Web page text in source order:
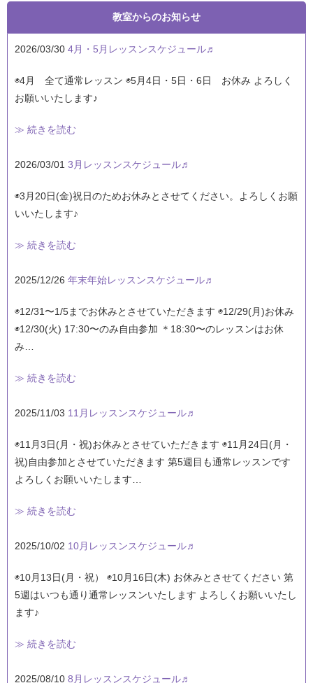
教室からのお知らせ
2026/03/30 4月・5月レッスンスケジュール♬
◉4月 全て通常レッスン ◉5月4日・5日・6日 お休み よろしく
お願いいたします♪
≫ 続きを読む
2026/03/01 3月レッスンスケジュール♬
◉3月20日(金)祝日のためお休みとさせてください。よろしくお願
いいたします♪
≫ 続きを読む
2025/12/26 年末年始レッスンスケジュール♬
◉12/31〜1/5までお休みとさせていただきます ◉12/29(月)お休み
◉12/30(火) 17:30〜のみ自由参加 ＊18:30〜のレッスンはお休
み…
≫ 続きを読む
2025/11/03 11月レッスンスケジュール♬
◉11月3日(月・祝)お休みとさせていただきます ◉11月24日(月・
祝)自由参加とさせていただきます 第5週目も通常レッスンです
よろしくお願いいたします…
≫ 続きを読む
2025/10/02 10月レッスンスケジュール♬
◉10月13日(月・祝） ◉10月16日(木) お休みとさせてください 第
5週はいつも通り通常レッスンいたします よろしくお願いいたし
ます♪
≫ 続きを読む
2025/08/10 8月レッスンスケジュール♬